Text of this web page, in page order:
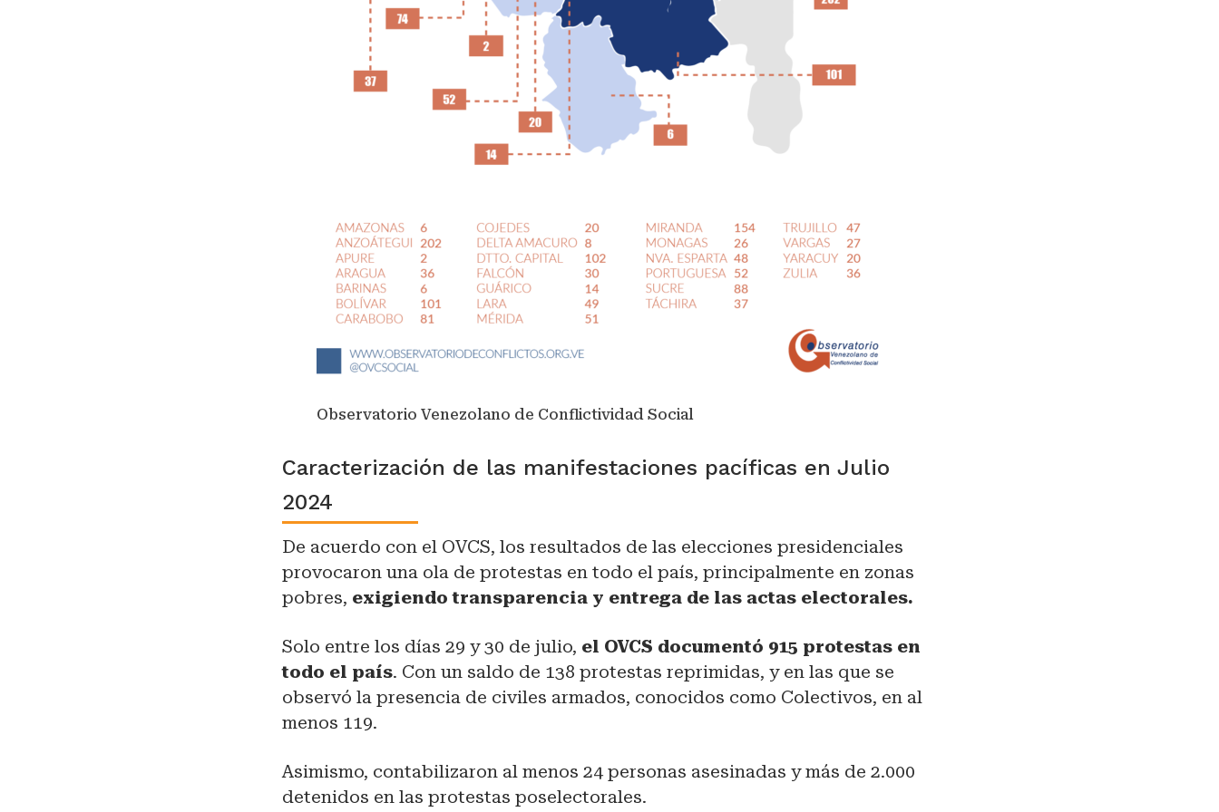
Observatorio Venezolano de Conflictividad Social
Caracterización de las manifestaciones pacíficas en Julio
2024
De acuerdo con el OVCS, los resultados de las elecciones presidenciales
provocaron una ola de protestas en todo el país, principalmente en zonas
pobres, exigiendo transparencia y entrega de las actas electorales.
Solo entre los días 29 y 30 de julio, el OVCS documentó 915 protestas en
todo el país. Con un saldo de 138 protestas reprimidas, y en las que se
observó la presencia de civiles armados, conocidos como Colectivos, en al
menos 119.
Asimismo, contabilizaron al menos 24 personas asesinadas y más de 2.000
detenidos en las protestas poselectorales.